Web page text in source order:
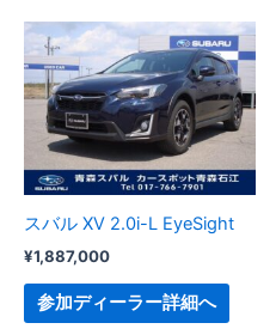
スバル XV 2.0i-L EyeSight
¥1,887,000
参加ディーラー詳細へ